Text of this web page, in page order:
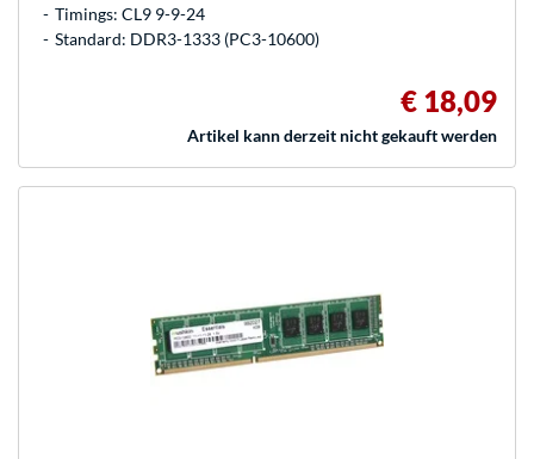
Timings: CL9 9-9-24
Standard: DDR3-1333 (PC3-10600)
€ 18,09
Artikel kann derzeit nicht gekauft werden